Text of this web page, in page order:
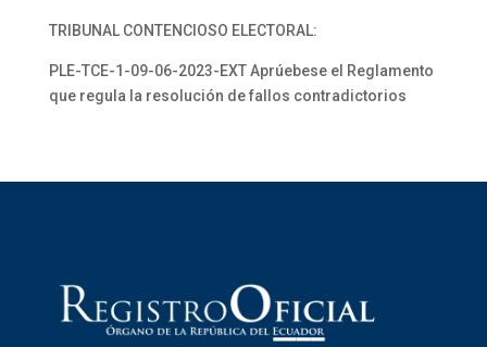
TRIBUNAL CONTENCIOSO ELECTORAL:
PLE-TCE-1-09-06-2023-EXT Aprúebese el Reglamento
que regula la resolución de fallos contradictorios